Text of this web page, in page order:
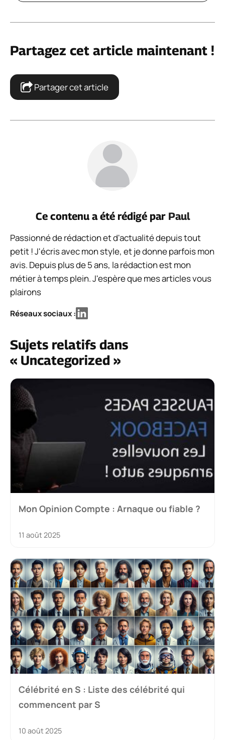
Partagez cet article maintenant !
Partager cet article
Ce contenu a été rédigé par Paul
Passionné de rédaction et d'actualité depuis tout
petit ! J'écris avec mon style, et je donne parfois mon
avis. Depuis plus de 5 ans, la rédaction est mon
métier à temps plein. J'espère que mes articles vous
plairons
Réseaux sociaux :
Sujets relatifs dans
« Uncategorized »
Mon Opinion Compte : Arnaque ou fiable ?
11 août 2025
Célébrité en S : Liste des célébrité qui
commencent par S
10 août 2025